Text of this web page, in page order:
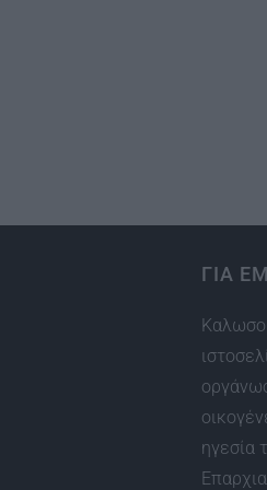
ΓΙΑ
ηγεσία